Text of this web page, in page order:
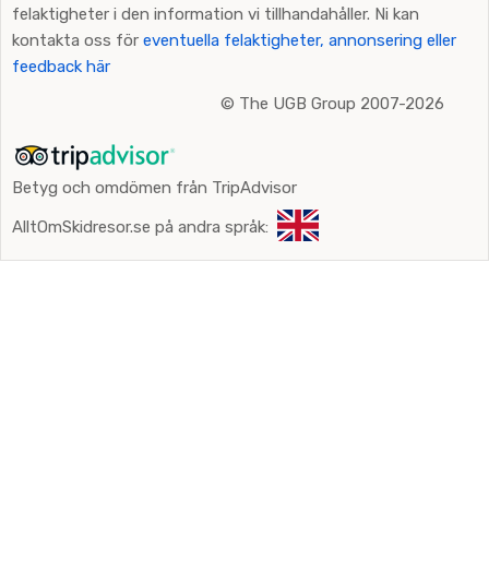
felaktigheter i den information vi tillhandahåller. Ni kan
kontakta oss för eventuella felaktigheter, annonsering eller
feedback här
© The UGB Group 2007-2026
Betyg och omdömen från TripAdvisor
AlltOmSkidresor.se på andra språk: